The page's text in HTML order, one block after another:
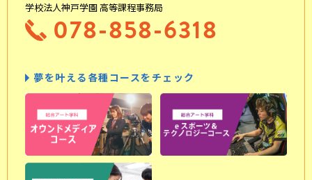
学校法人神戸学園 高等課程事務局
078-858-6318
夢を叶える各種コースをチェック